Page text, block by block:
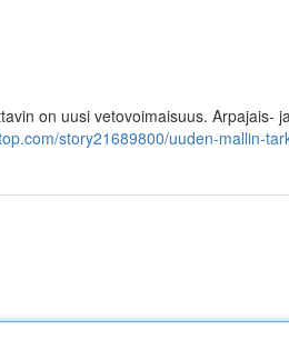
on uusi vetovoimaisuus. Arpajais-
story21689800/uuden-mallin-